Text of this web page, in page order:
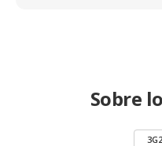
Sobre
3G2